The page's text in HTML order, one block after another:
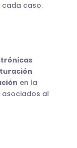
caso.
en la
al